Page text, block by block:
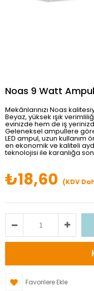
Noas 9 Watt
Mekânlarınızı Noas
Beyaz, yüksek ışık
evinizde hem de iş
Geleneksel ampullere
LED ampul, uzun kullanım
en ekonomik ve kaliteli
teknolojisi ile karanlığa
₺18,60 (KDV
Favorilere Ekle